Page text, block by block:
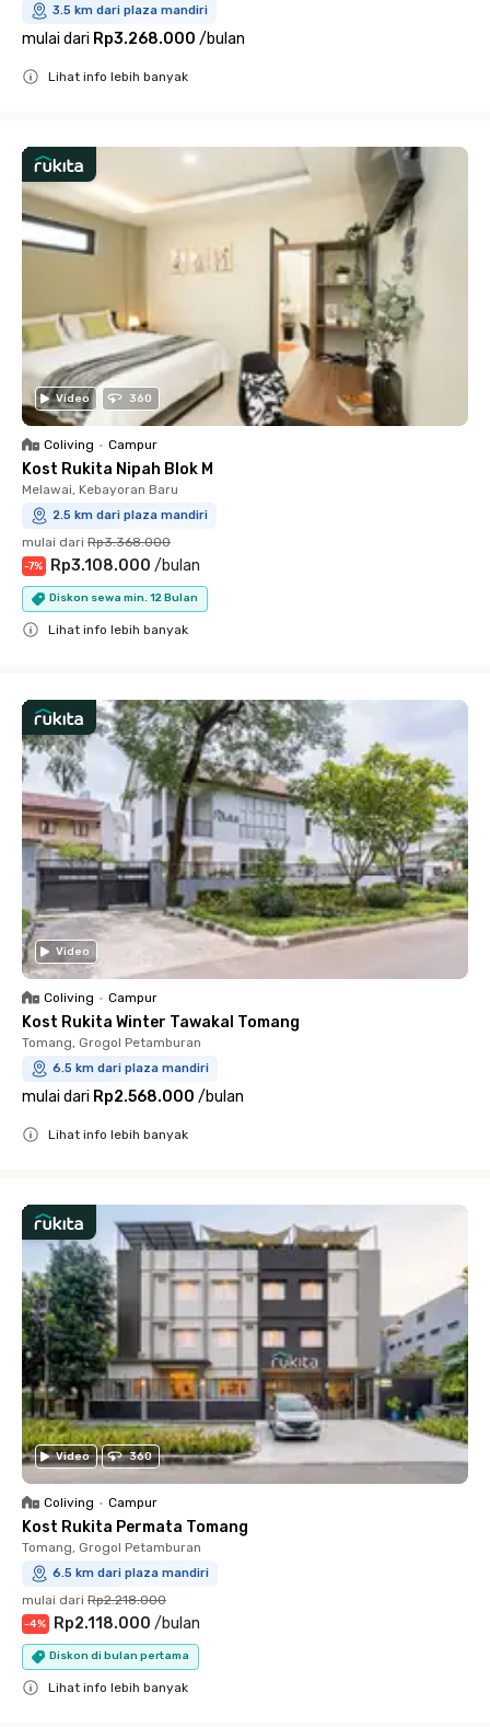
3.5 km dari plaza mandiri
mulai dari Rp3.268.000 /bulan
Lihat info lebih banyak
Video 360
Coliving • Campur
Kost Rukita Nipah Blok M
Melawai, Kebayoran Baru
2.5 km dari plaza mandiri
mulai dari Rp3.368.000
-7% Rp3.108.000 /bulan
Diskon sewa min. 12 Bulan
Lihat info lebih banyak
Video
Coliving • Campur
Kost Rukita Winter Tawakal Tomang
Tomang, Grogol Petamburan
6.5 km dari plaza mandiri
mulai dari Rp2.568.000 /bulan
Lihat info lebih banyak
Video 360
Coliving • Campur
Kost Rukita Permata Tomang
Tomang, Grogol Petamburan
6.5 km dari plaza mandiri
mulai dari Rp2.218.000
-4% Rp2.118.000 /bulan
Diskon di bulan pertama
Lihat info lebih banyak